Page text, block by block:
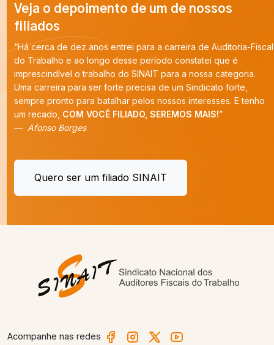
Veja o depoimento de um de nossos
filiados
“Há cerca de dez anos entrei para a carreira de Auditoria-Fiscal
do Trabalho e ao longo desse período constatei que é
imprescindível o trabalho do SINAIT para a nossa categoria.
Uma carreira para ser forte precisa de um Sindicato forte,
sempre pronto para batalhar pelos nossos interesses. E tenho
um recado,COM VOCÊ FILIADO, SEREMOS MAIS!”
Afonso Borges
Quero ser um filiado SINAIT
Acompanhe nas redes